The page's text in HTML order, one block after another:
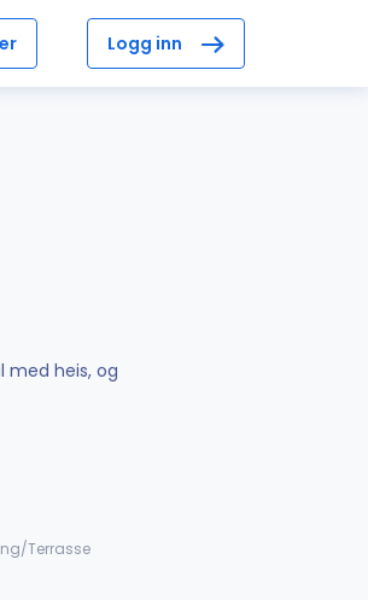
Logg inn
med heis, og
Terrasse